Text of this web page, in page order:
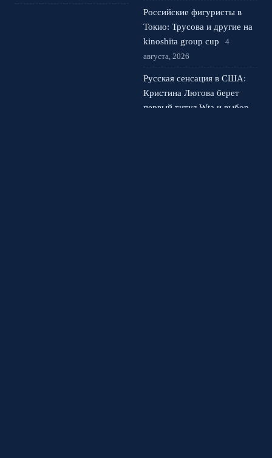
Российские фигуристы в
Токио: Трусова и другие на
kinoshita group cup
4
августа, 2026
Русская сенсация в США:
Кристина Лютова берет
первый титул Wta и выбор